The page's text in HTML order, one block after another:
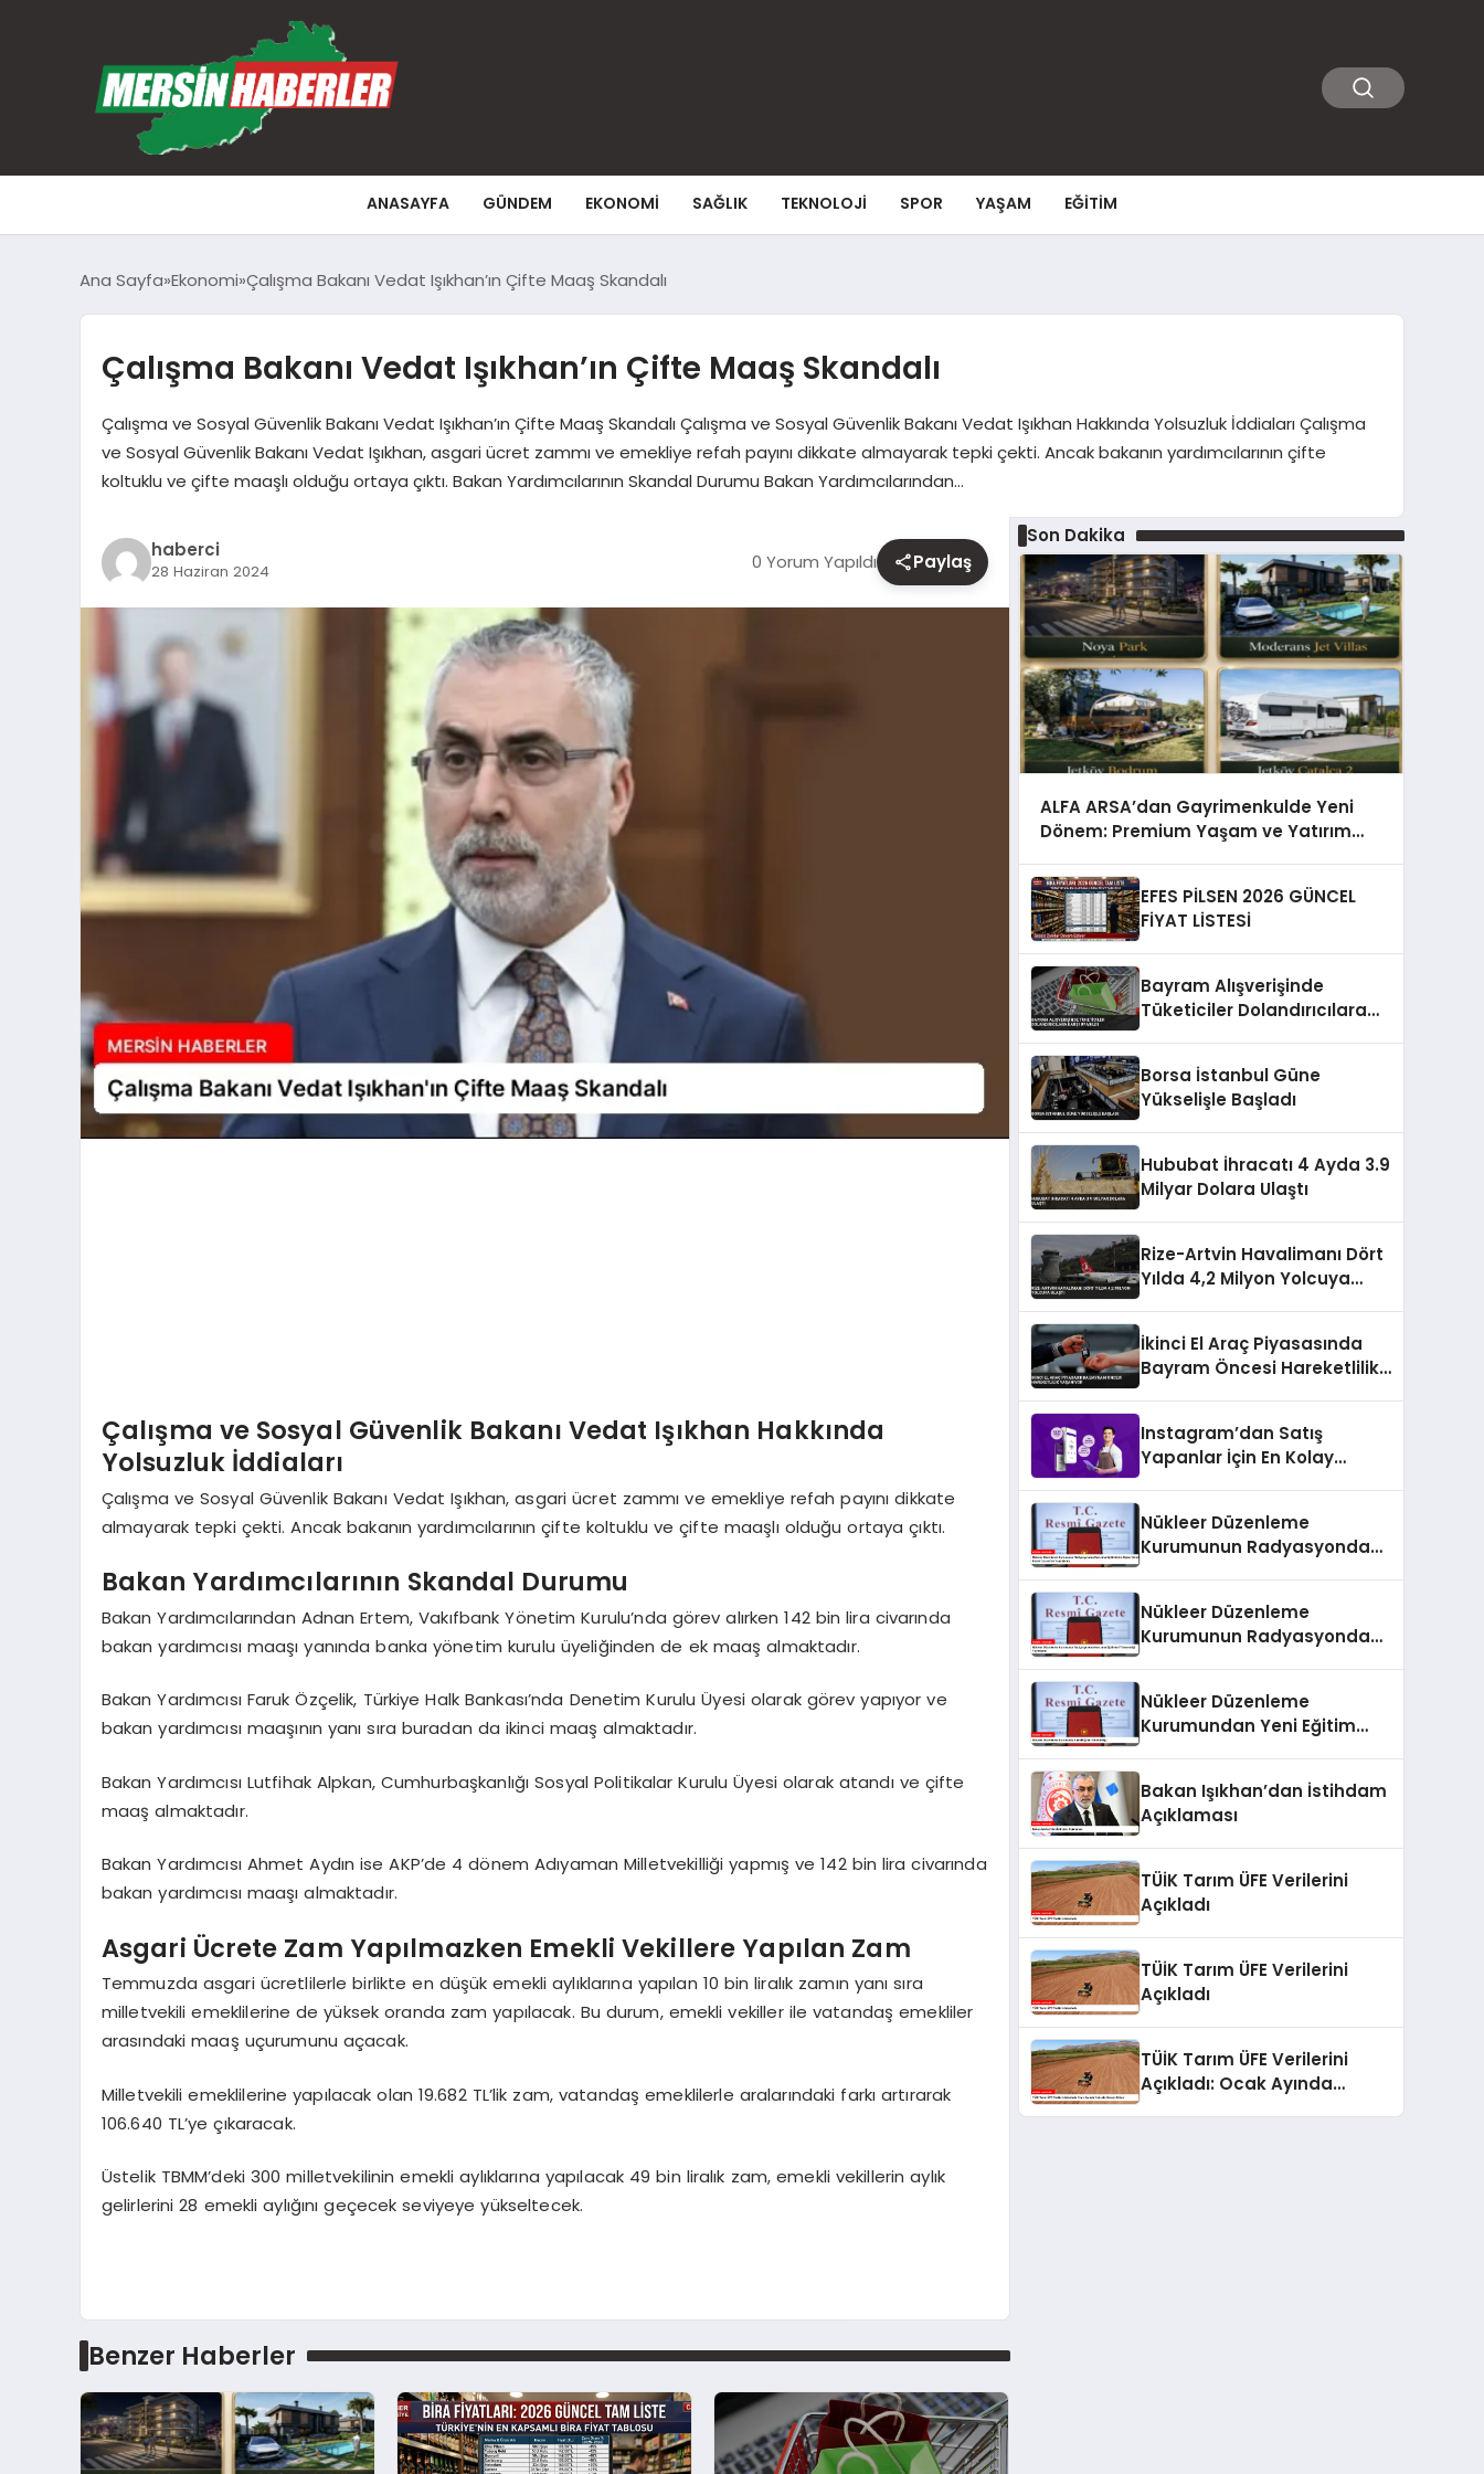
ANASAYFA GÜNDEM EKONOMI SAĞLIK TEKNOLOJI SPOR YAŞAM EĞITIM
Ana Sayfa Ekonomi Çalışma Bakanı Vedat Işıkhan’ın Çifte Maaş Skandalı
Çalışma Bakanı Vedat Işıkhan’ın Çifte Maaş Skandalı
Çalışma ve Sosyal Güvenlik Bakanı Vedat Işıkhan’ın Çifte Maaş Skandalı Çalışma ve Sosyal Güvenlik Bakanı Vedat Işıkhan Hakkında Yolsuzluk İddiaları Çalışma
ve Sosyal Güvenlik Bakanı Vedat Işıkhan, asgari ücret zammı ve emekliye refah payını dikkate almayarak tepki çekti. Ancak bakanın yardımcılarının çifte
koltuklu ve çifte maaşlı olduğu ortaya çıktı. Bakan Yardımcılarının Skandal Durumu Bakan Yardımcılarından…
haberci
28 Haziran 2024 0 Yorum Yapıldı Paylaş
Çalışma ve Sosyal Güvenlik Bakanı Vedat Işıkhan Hakkında
Yolsuzluk İddiaları
Çalışma ve Sosyal Güvenlik Bakanı Vedat Işıkhan, asgari ücret zammı ve emekliye refah payını dikkate
almayarak tepki çekti. Ancak bakanın yardımcılarının çifte koltuklu ve çifte maaşlı olduğu ortaya çıktı.
Bakan Yardımcılarının Skandal Durumu
Bakan Yardımcılarından Adnan Ertem, Vakıfbank Yönetim Kurulu’nda görev alırken 142 bin lira civarında
bakan yardımcısı maaşı yanında banka yönetim kurulu üyeliğinden de ek maaş almaktadır.
Bakan Yardımcısı Faruk Özçelik, Türkiye Halk Bankası’nda Denetim Kurulu Üyesi olarak görev yapıyor ve
bakan yardımcısı maaşının yanı sıra buradan da ikinci maaş almaktadır.
Bakan Yardımcısı Lutfihak Alpkan, Cumhurbaşkanlığı Sosyal Politikalar Kurulu Üyesi olarak atandı ve çifte
maaş almaktadır.
Bakan Yardımcısı Ahmet Aydın ise AKP’de 4 dönem Adıyaman Milletvekilliği yapmış ve 142 bin lira civarında
bakan yardımcısı maaşı almaktadır.
Asgari Ücrete Zam Yapılmazken Emekli Vekillere Yapılan Zam
Temmuzda asgari ücretlilerle birlikte en düşük emekli aylıklarına yapılan 10 bin liralık zamın yanı sıra
milletvekili emeklilerine de yüksek oranda zam yapılacak. Bu durum, emekli vekiller ile vatandaş emekliler
arasındaki maaş uçurumunu açacak.
Milletvekili emeklilerine yapılacak olan 19.682 TL’lik zam, vatandaş emeklilerle aralarındaki farkı artırarak
106.640 TL’ye çıkaracak.
Üstelik TBMM’deki 300 milletvekilinin emekli aylıklarına yapılacak 49 bin liralık zam, emekli vekillerin aylık
gelirlerini 28 emekli aylığını geçecek seviyeye yükseltecek.
Benzer Haberler
Son Dakika
ALFA ARSA’dan Gayrimenkulde Yeni
Dönem: Premium Yaşam ve Yatırım
EFES PİLSEN 2026 GÜNCEL
FİYAT LİSTESİ
Bayram Alışverişinde
Tüketiciler Dolandırıcılara
Borsa İstanbul Güne
Yükselişle Başladı
Hububat İhracatı 4 Ayda 3.9
Milyar Dolara Ulaştı
Rize-Artvin Havalimanı Dört
Yılda 4,2 Milyon Yolcuya
İkinci El Araç Piyasasında
Bayram Öncesi Hareketlilik
Instagram’dan Satış
Yapanlar İçin En Kolay
Nükleer Düzenleme
Kurumunun Radyasyondan
Gazete’de Yayımlandı
Nükleer Düzenleme
Kurumunun Radyasyondan
Nükleer Düzenleme
Kurumundan Yeni Eğitim
Bakan Işıkhan’dan İstihdam
Açıklaması
TÜİK Tarım ÜFE Verilerini
Açıkladı
TÜİK Tarım ÜFE Verilerini
Açıkladı
TÜİK Tarım ÜFE Verilerini
Açıkladı: Ocak Ayında